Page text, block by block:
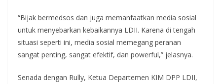
“Bijak bermedsos dan juga memanfaatkan media sosial
untuk menyebarkan kebaikannya LDII. Karena di tengah
situasi seperti ini, media sosial memegang peranan
sangat penting, sangat efektif, dan powerful,” jelasnya.
Senada dengan Rully, Ketua Departemen KIM DPP LDII,